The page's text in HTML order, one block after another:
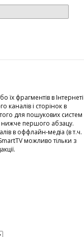
їх фрагментів в Інтернеті
каналів і сторінок в
для пошукових систем
нижче першого абзацу.
в оффлайн-медіа (в т.ч.
можливо тільки з